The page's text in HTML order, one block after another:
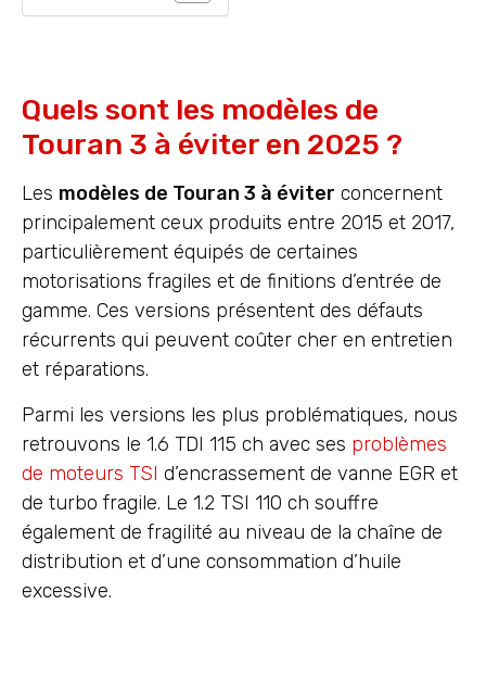
Quels sont les modèles de
Touran 3 à éviter en 2025 ?
Les modèles de Touran 3 à éviter concernent
principalement ceux produits entre 2015 et 2017,
particulièrement équipés de certaines
motorisations fragiles et de finitions d’entrée de
gamme. Ces versions présentent des défauts
récurrents qui peuvent coûter cher en entretien
et réparations.
Parmi les versions les plus problématiques, nous
retrouvons le 1.6 TDI 115 ch avec ses problèmes
de moteurs TSI d’encrassement de vanne EGR et
de turbo fragile. Le 1.2 TSI 110 ch souffre
également de fragilité au niveau de la chaîne de
distribution et d’une consommation d’huile
excessive.